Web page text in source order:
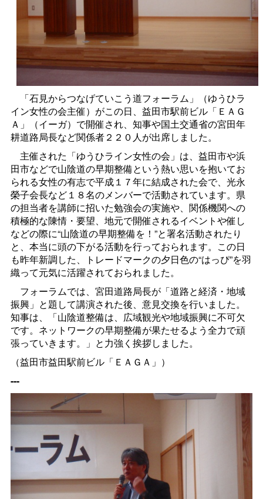
「石見からつなげていこう道フォーラム」（ゆうひラ
イン女性の会主催）がこの日、益田市駅前ビル「ＥＡＧ
Ａ」（イーガ）で開催され、知事や国土交通省の宮田年
耕道路局長など関係者２２０人が出席しました。
主催された「ゆうひライン女性の会」は、益田市や浜
田市などで山陰道の早期整備という熱い思いを抱いてお
られる女性の有志で平成１７年に結成された会で、光永
榮子会長など１８名のメンバーで活動されています。県
の担当者を講師に招いた勉強会の実施や、関係機関への
積極的な陳情・要望、地元で開催されるイベントや催し
などの際に“山陰道の早期整備を！”と署名活動されたり
と、本当に頭の下がる活動を行っておられます。この日
も昨年新調した、トレードマークの夕日色の“はっぴ”を羽
織って元気に活躍されておられました。
フォーラムでは、宮田道路局長が「道路と経済・地域
振興」と題して講演された後、意見交換を行いました。
知事は、「山陰道整備は、広域観光や地域振興に不可欠
です。ネットワークの早期整備が果たせるよう全力で頑
張っていきます。」と力強く挨拶しました。
（益田市益田駅前ビル「ＥＡＧＡ」）
---